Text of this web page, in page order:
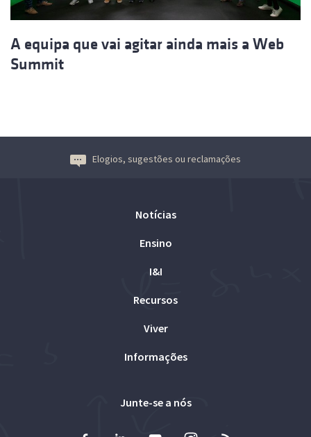
A equipa que vai agitar ainda mais a Web
Summit
Elogios, sugestões ou reclamações
Notícias
Ensino
I&I
Recursos
Viver
Informações
Junte-se a nós